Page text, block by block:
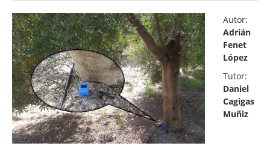
Autor:
Adrián
Fenet
López
Tutor:
Daniel
Cagigas
Muñiz